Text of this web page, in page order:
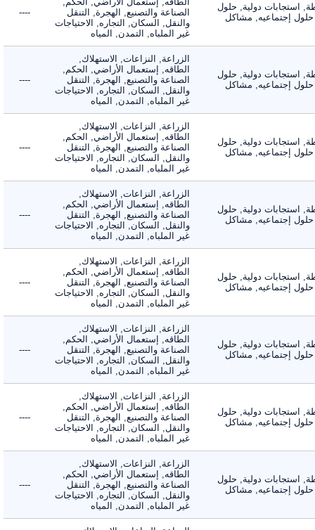
استجابات دولية, حلول
إجتماعيه, مشاكل
الصناعة والتصنيع, الهجرة, التنقل
والنقل, السكان, التجاره, الاحتياجات
غير الملباه, التمدن, المياه
----
استجابات دولية, حلول
إجتماعيه, مشاكل
الزراعة, النزاعات, الاستهلاك,
الطاقه, إستعمال الأراضي, الحكم,
الصناعة والتصنيع, الهجرة, التنقل
والنقل, السكان, التجاره, الاحتياجات
غير الملباه, التمدن, المياه
----
استجابات دولية, حلول
إجتماعيه, مشاكل
الزراعة, النزاعات, الاستهلاك,
الطاقه, إستعمال الأراضي, الحكم,
الصناعة والتصنيع, الهجرة, التنقل
والنقل, السكان, التجاره, الاحتياجات
غير الملباه, التمدن, المياه
----
استجابات دولية, حلول
إجتماعيه, مشاكل
الزراعة, النزاعات, الاستهلاك,
الطاقه, إستعمال الأراضي, الحكم,
الصناعة والتصنيع, الهجرة, التنقل
والنقل, السكان, التجاره, الاحتياجات
غير الملباه, التمدن, المياه
----
استجابات دولية, حلول
إجتماعيه, مشاكل
الزراعة, النزاعات, الاستهلاك,
الطاقه, إستعمال الأراضي, الحكم,
الصناعة والتصنيع, الهجرة, التنقل
والنقل, السكان, التجاره, الاحتياجات
غير الملباه, التمدن, المياه
----
استجابات دولية, حلول
إجتماعيه, مشاكل
الزراعة, النزاعات, الاستهلاك,
الطاقه, إستعمال الأراضي, الحكم,
الصناعة والتصنيع, الهجرة, التنقل
والنقل, السكان, التجاره, الاحتياجات
غير الملباه, التمدن, المياه
----
استجابات دولية, حلول
إجتماعيه, مشاكل
الزراعة, النزاعات, الاستهلاك,
الطاقه, إستعمال الأراضي, الحكم,
الصناعة والتصنيع, الهجرة, التنقل
والنقل, السكان, التجاره, الاحتياجات
غير الملباه, التمدن, المياه
----
استجابات دولية, حلول
إجتماعيه, مشاكل
الزراعة, النزاعات, الاستهلاك,
الطاقه, إستعمال الأراضي, الحكم,
الصناعة والتصنيع, الهجرة, التنقل
والنقل, السكان, التجاره, الاحتياجات
غير الملباه, التمدن, المياه
----